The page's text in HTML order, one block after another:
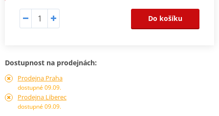
Do košíku
Dostupnost na prodejnách:
Prodejna Praha
dostupné 09.09.
Prodejna Liberec
dostupné 09.09.